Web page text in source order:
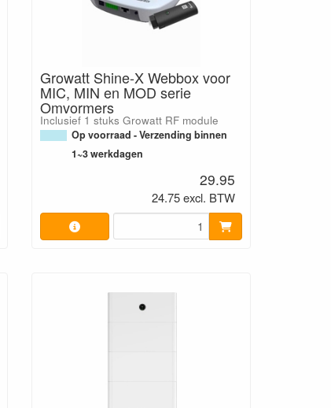
Growatt Shine-X Webbox voor
MIC, MIN en MOD serie
Omvormers
Inclusief 1 stuks Growatt RF module
Op voorraad - Verzending binnen
1~3 werkdagen
29.95
24.75 excl. BTW